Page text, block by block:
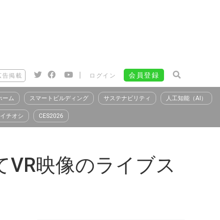
告掲載 | ログイン 会員登録
ーム スマートビルディング サステナビリティ 人工知能（AI）
イチオシ CES2026
映像のライブス